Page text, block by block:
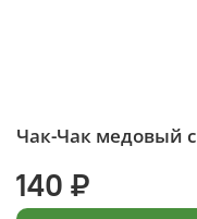
Чак-Чак медовый
140 ₽